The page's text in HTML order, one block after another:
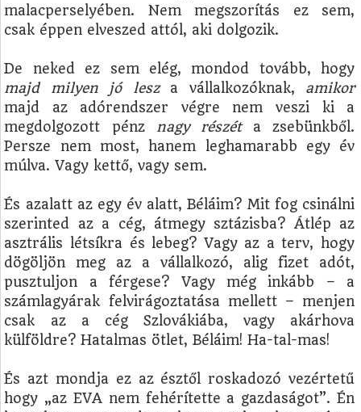
malacperselyében. Nem megszorítás ez sem,
csak éppen elveszed attól, aki dolgozik.
De neked ez sem elég, mondod tovább, hogy
majd milyen jó lesza vállalkozóknak, amikor
majd az adórendszer végre nem veszi ki a
megdolgozott pénz
nagy részéta zsebünkből.
Persze nem most, hanem leghamarabb egy év
múlva. Vagy kettő, vagy sem.
És azalatt az egy év alatt, Béláim? Mit fog csinálni
szerinted az a cég, átmegy sztázisba? Átlép az
asztrális létsíkra és lebeg? Vagy az a terv, hogy
dögöljön meg az a vállalkozó, alig fizet adót,
pusztuljon a férgese? Vagy még inkább – a
számlagyárak felvirágoztatása mellett – menjen
csak az a cég Szlovákiába, vagy akárhova
külföldre? Hatalmas ötlet, Béláim! Ha-tal-mas!
És azt mondja ez az észtől roskadozó vezértetű
hogy „az EVA nem fehérítette a gazdaságot”. Én